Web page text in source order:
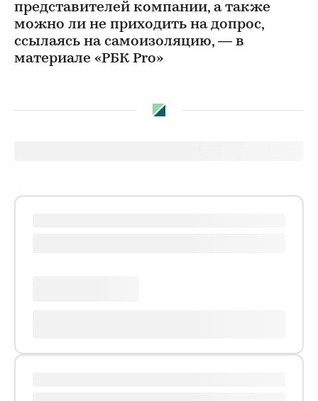
представителей компании, а также
можно ли не приходить на допрос,
ссылаясь на самоизоляцию, — в
материале «РБК Prо»